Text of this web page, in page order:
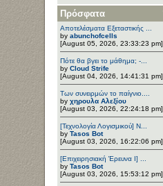
Πρόσφατα
Αποτελέσματα Εξεταστικής ...
by abunchofcells
[August 05, 2026, 23:33:23 pm]
Πότε θα βγει το μάθημα; -...
by Cloud Strife
[August 04, 2026, 14:41:31 pm]
Των συνειρμών το παίγνιο....
by χηρουλα Αλεξίου
[August 03, 2026, 22:24:18 pm]
[Τεχνολογία Λογισμικού] Ν...
by Tasos Bot
[August 03, 2026, 16:22:06 pm]
[Επιχειρησιακή Έρευνα Ι] ...
by Tasos Bot
[August 03, 2026, 15:53:12 pm]